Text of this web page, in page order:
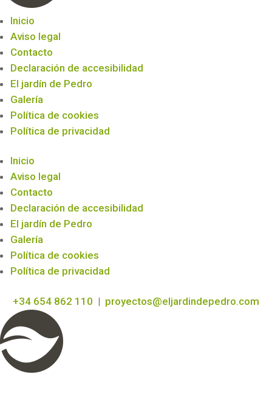
Inicio
Aviso legal
Contacto
Declaración de accesibilidad
El jardín de Pedro
Galería
Política de cookies
Política de privacidad
Inicio
Aviso legal
Contacto
Declaración de accesibilidad
El jardín de Pedro
Galería
Política de cookies
Política de privacidad
+34 654 862 110 | proyectos@eljardindepedro.com